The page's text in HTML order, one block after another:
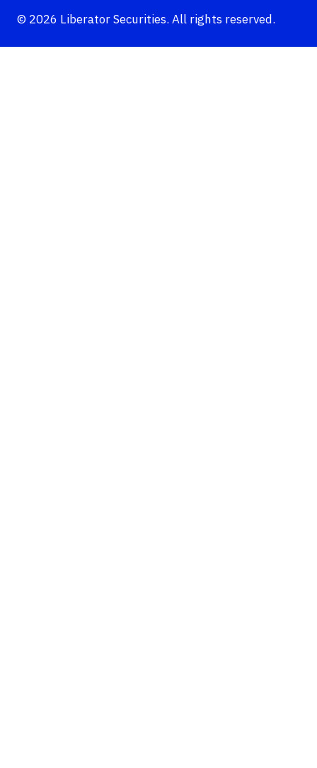
© 2026 Liberator Securities. All rights reserved.